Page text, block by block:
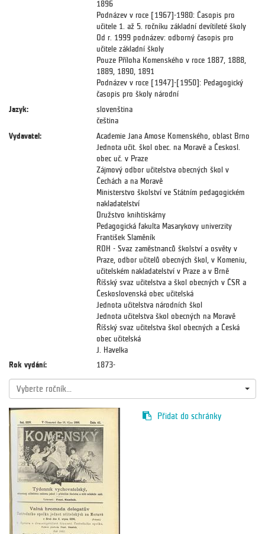
1896
Podnázev v roce [1967]-1980: Časopis pro
učitele 1. až 5. ročníku základní devítileté školy
Od r. 1999 podnázev: odborný časopis pro
učitele základní školy
Pouze Příloha Komenského v roce 1887, 1888,
1889, 1890, 1891
Podnázev v roce [1947]-[1950]: Pedagogický
časopis pro školy národní
Jazyk:
slovenština
čeština
Vydavatel:
Academie Jana Amose Komenského, oblast Brno
Jednota učit. škol obec. na Moravě a Českosl.
obec uč. v Praze
Zájmový odbor učitelstva obecných škol v
Čechách a na Moravě
Ministerstvo školství ve Státním pedagogickém
nakladatelství
Družstvo knihtiskárny
Pedagogická fakulta Masarykovy univerzity
František Slaměník
ROH - Svaz zaměstnanců školství a osvěty v
Praze, odbor učitelů obecných škol, v Komeniu,
učitelském nakladatelství v Praze a v Brně
Říšský svaz učitelstva a škol obecných v ČSR a
Československá obec učitelská
Jednota učitelstva národních škol
Jednota učitelstva škol obecných na Moravě
Říšský svaz učitelstva škol obecných a Česká
obec učitelská
J. Havelka
Rok vydání:
1873-
Vyberte ročník...
Přidat do schránky